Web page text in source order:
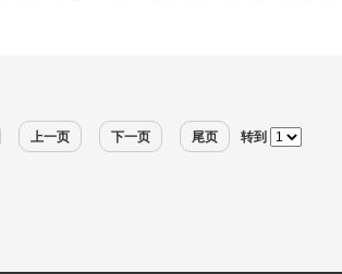
上一页 下一页 尾页 转到